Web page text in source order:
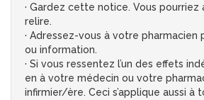
· Gardez cette notice. Vous pourriez
relire.
· Adressez-vous à votre
ou information.
· Si vous ressentez l’un des effets
en à votre médecin ou votre
infirmier/ère. Ceci s’applique aussi à